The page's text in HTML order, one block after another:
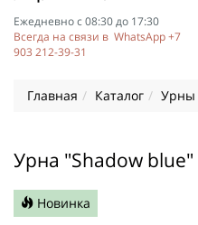
Ежедневно с 08:30 до 17:30
Всегда на связи в WhatsApp +7
903 212-39-31
Главная Каталог Урны
Урна "Shadow blue"
Новинка